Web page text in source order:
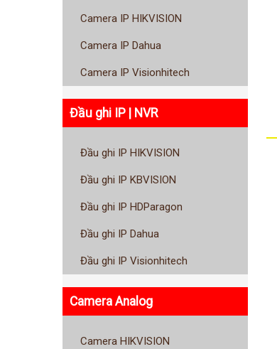
Camera IP HIKVISION
Camera IP Dahua
Camera IP Visionhitech
Đầu ghi IP | NVR
Đầu ghi IP HIKVISION
Đầu ghi IP KBVISION
Đầu ghi IP HDParagon
Đầu ghi IP Dahua
Đầu ghi IP Visionhitech
Camera Analog
Camera HIKVISION